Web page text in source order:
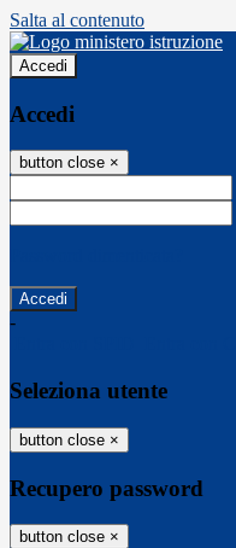
Salta al contenuto
Accedi
Accedi
button close ×
-
Seleziona utente
button close ×
Recupero password
button close ×